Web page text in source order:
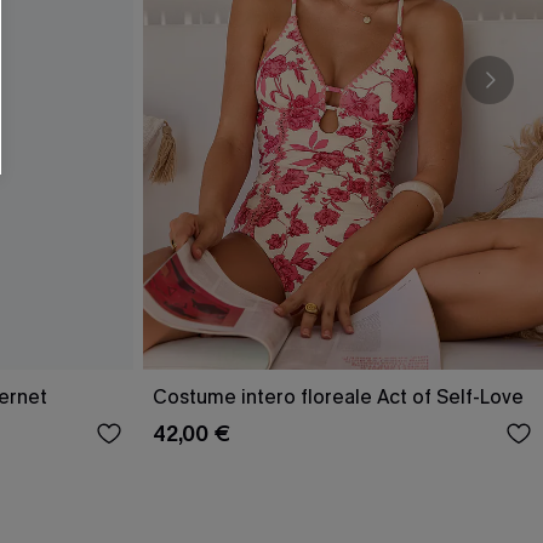
Costume intero floreale Act of Self-Love
42,00 €
e-mail di marketing (compresi contenuti
i nostri . Potremmo
come i pixel presenti nelle
valutare il livello di coinvolgimento,
che potrebbero interessarti, il tutto
. Puoi annullare l'iscrizione in qualsiasi